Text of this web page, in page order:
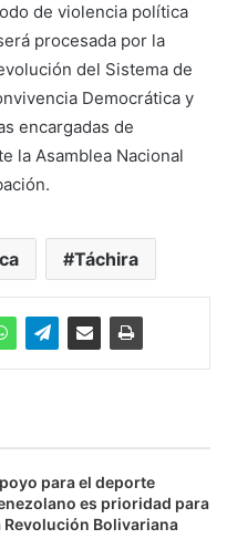
de violencia política
procesada por la
del Sistema de
Democrática y
encargadas de
la Asamblea Nacional
Táchira
para el deporte
es prioridad para
Revolución Bolivariana